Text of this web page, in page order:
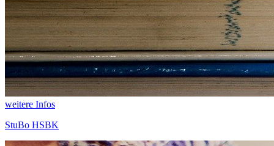
weitere Infos
StuBo HSBK